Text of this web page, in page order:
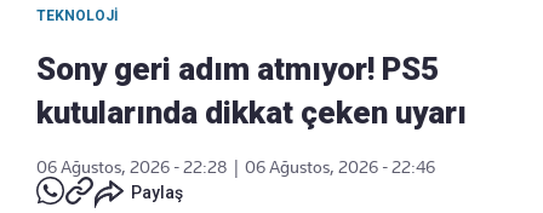
TEKNOLOJI
Sony geri adım atmıyor! PS5
kutularında dikkat çeken uyarı
06 Ağustos, 2026 - 22:28
06 Ağustos, 2026 - 22:46
Paylaş